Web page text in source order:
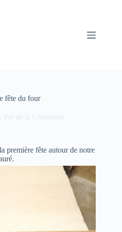
fête du four
Vie de la Commune
première fête autour de notre